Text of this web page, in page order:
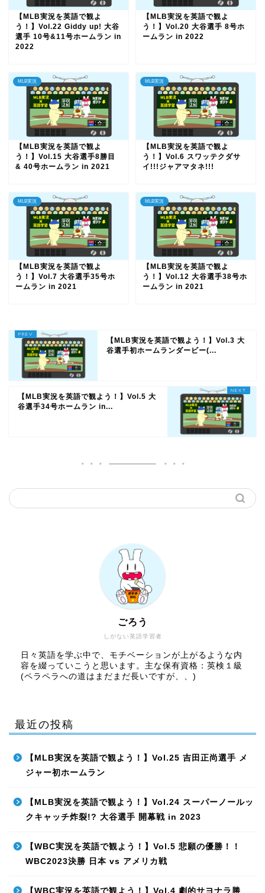
【MLB実況を英語で観よ
う！】Vol.22 Giddy up! 大谷
選手 10号&11号ホームラン in
2022
【MLB実況を英語で観よ
う！】Vol.20 大谷選手 8号ホ
ームラン in 2022
MLB実況
【MLB実況を英語で観よ
う！】Vol.15 大谷選手8勝目
& 40号ホームラン in 2021
MLB実況
【MLB実況を英語で観よ
う！】Vol.6 スワッテクダサ
イ!!!ジャアマタネ!!!
MLB実況
【MLB実況を英語で観よ
う！】Vol.7 大谷選手35号ホ
ームラン in 2021
MLB実況
【MLB実況を英語で観よ
う！】Vol.12 大谷選手38号ホ
ームラン in 2021
【MLB実況を英語で観よう！】Vol.3 大
谷選手初ホームランダービー(...
【MLB実況を英語で観よう！】Vol.5 大
谷選手34号ホームラン in...
しがない英語学習者
ごろう
日々英語を学ぶ中で、モチベーションが上がるような内
容を綴っていこうと思います。主な保有資格：英検１級
(ペラペラへの道はまだまだ長いですが、、)
最近の投稿
【MLB実況を英語で観よう！】Vol.25 吉田正尚選手 メ
ジャー初ホームラン
【MLB実況を英語で観よう！】Vol.24 スーパーノールッ
クキャッチ炸裂!? 大谷選手 開幕戦 in 2023
【WBC実況を英語で観よう！】Vol.5 悲願の優勝！！
WBC2023決勝 日本 vs アメリカ戦
【WBC実況を英語で観よう！】Vol.4 劇的サヨナラ勝